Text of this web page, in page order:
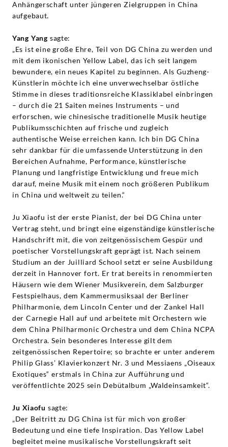
Anhängerschaft unter jüngeren Zielgruppen in China
aufgebaut.
Yang Yang sagte:
„Es ist eine große Ehre, Teil von DG China zu werden und
mit dem ikonischen Yellow Label, das ich seit langem
bewundere, ein neues Kapitel zu beginnen. Als Guzheng-
Künstlerin möchte ich eine unverwechselbar östliche
Stimme in dieses traditionsreiche Klassiklabel einbringen
– durch die 21 Saiten meines Instruments – und
erforschen, wie chinesische traditionelle Musik heutige
Publikumsschichten auf frische und zugleich
authentische Weise erreichen kann. Ich bin DG China
sehr dankbar für die umfassende Unterstützung in den
Bereichen Aufnahme, Performance, künstlerische
Planung und langfristige Entwicklung und freue mich
darauf, meine Musik mit einem noch größeren Publikum
in China und weltweit zu teilen.“
Ju Xiaofu ist der erste Pianist, der bei DG China unter
Vertrag steht, und bringt eine eigenständige künstlerische
Handschrift mit, die von zeitgenössischem Gespür und
poetischer Vorstellungskraft geprägt ist. Nach seinem
Studium an der Juilliard School setzt er seine Ausbildung
derzeit in Hannover fort. Er trat bereits in renommierten
Häusern wie dem Wiener Musikverein, dem Salzburger
Festspielhaus, dem Kammermusiksaal der Berliner
Philharmonie, dem Lincoln Center und der Zankel Hall
der Carnegie Hall auf und arbeitete mit Orchestern wie
dem China Philharmonic Orchestra und dem China NCPA
Orchestra. Sein besonderes Interesse gilt dem
zeitgenössischen Repertoire; so brachte er unter anderem
Philip Glass’ Klavierkonzert Nr. 3 und Messiaens „Oiseaux
Exotiques“ erstmals in China zur Aufführung und
veröffentlichte 2025 sein Debütalbum „Waldeinsamkeit“.
Ju Xiaofu sagte:
„Der Beitritt zu DG China ist für mich von großer
Bedeutung und eine tiefe Inspiration. Das Yellow Label
begleitet meine musikalische Vorstellungskraft seit